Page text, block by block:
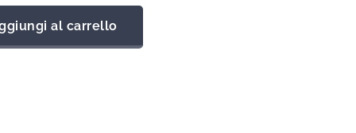
al carrello